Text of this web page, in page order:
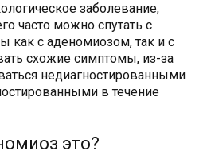
заболевание,
часто можно спутать с
как с аденомиозом, так и с
схожие симптомы, из-за
недиагностированными
в течение
это?